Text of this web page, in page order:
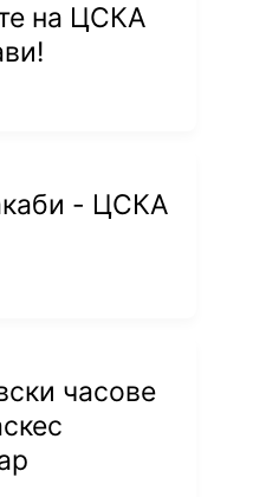
на ЦСКА
- ЦСКА
часове